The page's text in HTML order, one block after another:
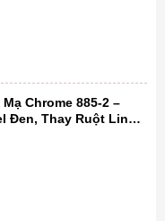
Chrome 885-2 –
Đen, Thay Ruột Linh